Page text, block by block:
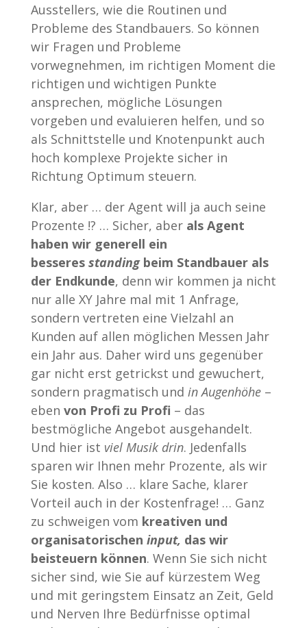
Ausstellers, wie die Routinen und
Probleme des Standbauers. So können
wir Fragen und Probleme
vorwegnehmen, im richtigen Moment die
richtigen und wichtigen Punkte
ansprechen, mögliche Lösungen
vorgeben und evaluieren helfen, und so
als Schnittstelle und Knotenpunkt auch
hoch komplexe Projekte sicher in
Richtung Optimum steuern.
Klar, aber … der Agent will ja auch seine
Prozente !? … Sicher, aber als Agent
haben wir generell ein
besseres standingbeim Standbauer als
der Endkunde, denn wir kommen ja nicht
nur alle XY Jahre mal mit 1 Anfrage,
sondern vertreten eine Vielzahl an
Kunden auf allen möglichen Messen Jahr
ein Jahr aus. Daher wird uns gegenüber
gar nicht erst getrickst und gewuchert,
sondern pragmatisch und in Augenhöhe–
eben von Profi zu Profi – das
bestmögliche Angebot ausgehandelt.
Und hier ist viel Musik drin. Jedenfalls
sparen wir Ihnen mehr Prozente, als wir
Sie kosten. Also … klare Sache, klarer
Vorteil auch in der Kostenfrage! … Ganz
zu schweigen vom kreativen und
organisatorischen input, das wir
beisteuern können. Wenn Sie sich nicht
sicher sind, wie Sie auf kürzestem Weg
und mit geringstem Einsatz an Zeit, Geld
und Nerven Ihre Bedürfnisse optimal